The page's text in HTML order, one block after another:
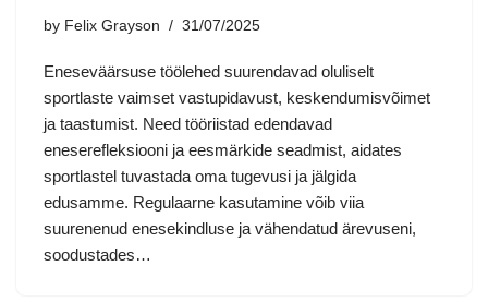
by Felix Grayson 31/07/2025
Eneseväärsuse töölehed suurendavad oluliselt
sportlaste vaimset vastupidavust, keskendumisvõimet
ja taastumist. Need tööriistad edendavad
eneserefleksiooni ja eesmärkide seadmist, aidates
sportlastel tuvastada oma tugevusi ja jälgida
edusamme. Regulaarne kasutamine võib viia
suurenenud enesekindluse ja vähendatud ärevuseni,
soodustades…